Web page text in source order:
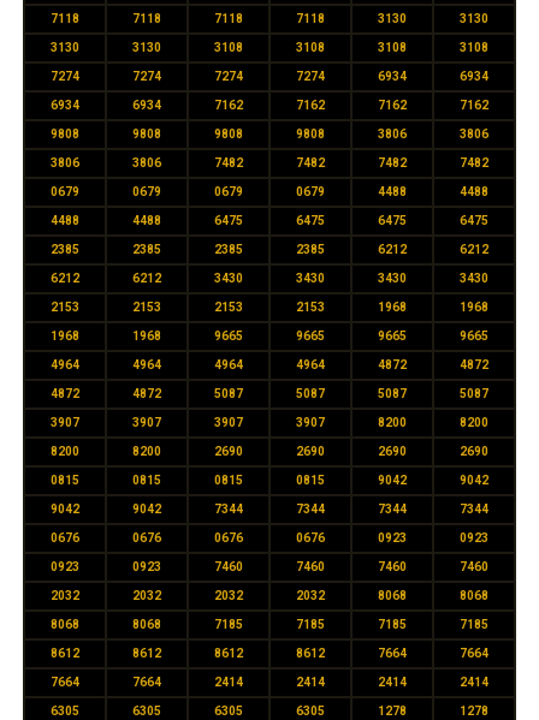
7118 7118 7118 7118 3130 3130
3130 3130 3108 3108 3108 3108
7274 7274 7274 7274 6934 6934
6934 6934 7162 7162 7162 7162
9808 9808 9808 9808 3806 3806
3806 3806 7482 7482 7482 7482
0679 0679 0679 0679 4488 4488
4488 4488 6475 6475 6475 6475
2385 2385 2385 2385 6212 6212
6212 6212 3430 3430 3430 3430
2153 2153 2153 2153 1968 1968
1968 1968 9665 9665 9665 9665
4964 4964 4964 4964 4872 4872
4872 4872 5087 5087 5087 5087
3907 3907 3907 3907 8200 8200
8200 8200 2690 2690 2690 2690
0815 0815 0815 0815 9042 9042
9042 9042 7344 7344 7344 7344
0676 0676 0676 0676 0923 0923
0923 0923 7460 7460 7460 7460
2032 2032 2032 2032 8068 8068
8068 8068 7185 7185 7185 7185
8612 8612 8612 8612 7664 7664
7664 7664 2414 2414 2414 2414
6305 6305 6305 6305 1278 1278